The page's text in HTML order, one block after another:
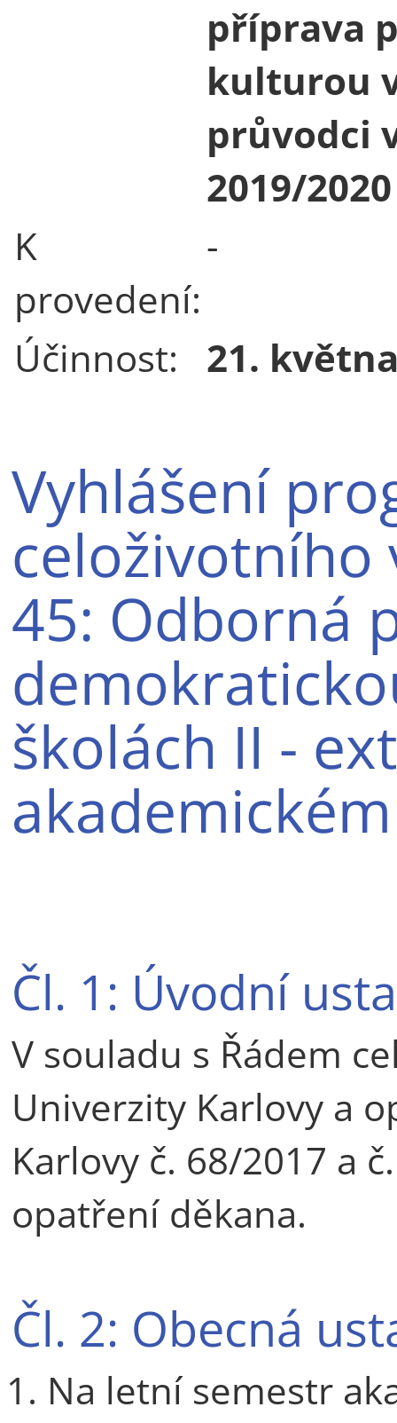
příprava
kulturou
průvodci
2019/2020
K
provedení:
-
Účinnost: 21.
Vyhlášení
celoživotního
45: Odborná
školách II -
Čl. 1: Úvodní
V souladu s Řádem
Univerzity Karlovy a
Karlovy č. 68/2017 a
opatření děkana.
Čl. 2: Obecná
Na letní semestr